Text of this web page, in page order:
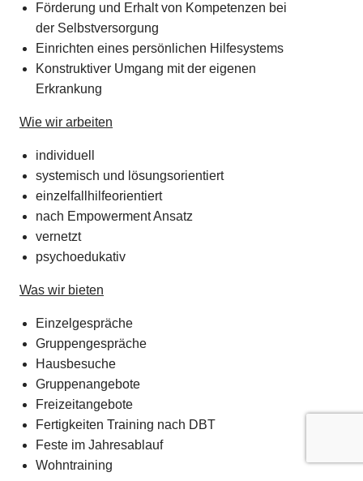
Förderung und Erhalt von Kompetenzen bei
der Selbstversorgung
Einrichten eines persönlichen Hilfesystems
Konstruktiver Umgang mit der eigenen
Erkrankung
Wie wir arbeiten
individuell
systemisch und lösungsorientiert
einzelfallhilfeorientiert
nach Empowerment Ansatz
vernetzt
psychoedukativ
Was wir bieten
Einzelgespräche
Gruppengespräche
Hausbesuche
Gruppenangebote
Freizeitangebote
Fertigkeiten Training nach DBT
Feste im Jahresablauf
Wohntraining